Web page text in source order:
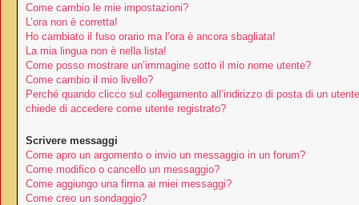
Come cambio le mie impostazioni?
L’ora non è corretta!
Ho cambiato il fuso orario ma l’ora è ancora sbagliata!
La mia lingua non è nella lista!
Come posso mostrare un’immagine sotto il mio nome utente?
Come cambio il mio livello?
Perché quando clicco sul collegamento all’indirizzo di posta di un
chiede di accedere come utente registrato?
Scrivere messaggi
Come apro un argomento o invio un messaggio in un forum?
Come modifico o cancello un messaggio?
Come aggiungo una firma ai miei messaggi?
Come creo un sondaggio?